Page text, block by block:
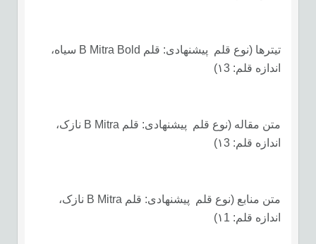
تیترها (نوع قلم پیشنهادی: قلم B Mitra Bold سیاه،
اندازه قلم: ۱3)
متن مقاله (نوع قلم پیشنهادی: قلم B Mitra نازک،
اندازه قلم: ۱3)
متن منابع (نوع قلم پیشنهادی: قلم B Mitra نازک،
اندازه قلم: ۱1)